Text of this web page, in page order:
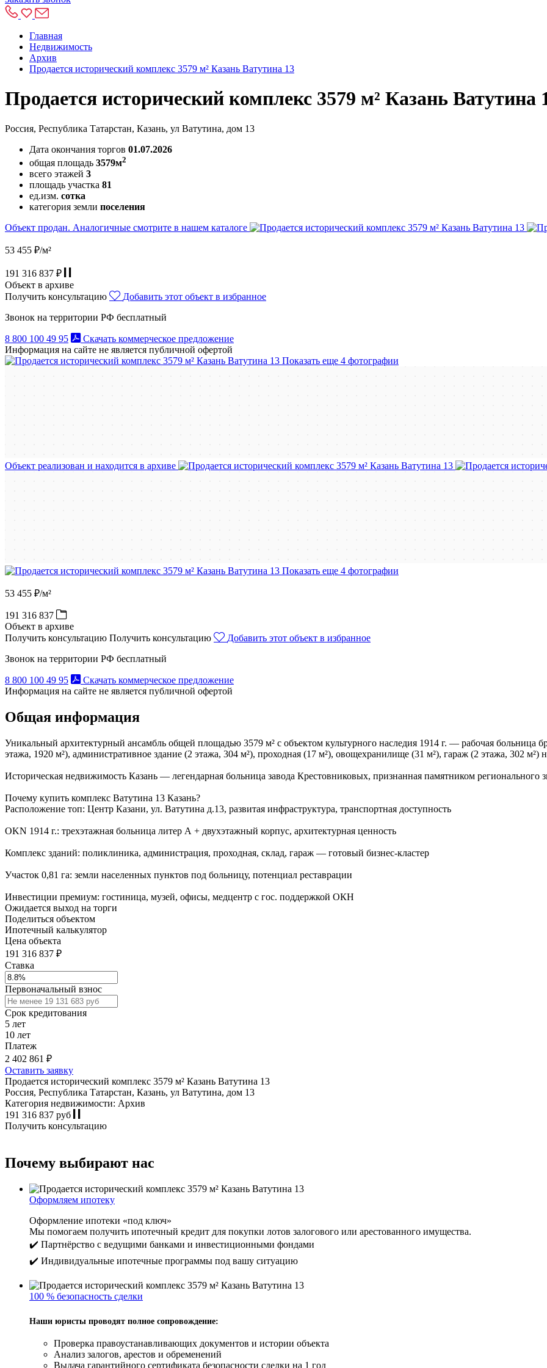
Главная
Недвижимость
Архив
Продается исторический комплекс 3579 м² Казань Ватутина 13
Продается исторический комплекс 3579 м² Казань Ватутина
Россия, Республика Татарстан, Казань, ул Ватутина, дом 13
Дата окончания торгов 01.07.2026
общая площадь 3579м2
всего этажей 3
площадь участка 81
ед.изм. сотка
категория земли поселения
Объект продан. Аналогичные смотрите в нашем каталоге
53 455 ₽/м²
191 316 837 ₽
Объект в архиве
Получить консультацию
Добавить этот объект в избранное
Звонок на территории РФ бесплатный
8 800 100 49 95
Скачать коммерческое предложение
Информация на сайте не является публичной офертой
Показать еще 4 фотографии
Объект реализован и находится в архиве
Показать еще 4 фотографии
53 455 ₽/м²
191 316 837
Объект в архиве
Получить консультацию Получить консультацию
Добавить этот объект в избранное
Звонок на территории РФ бесплатный
8 800 100 49 95
Скачать коммерческое предложение
Информация на сайте не является публичной офертой
Общая информация
Уникальный архитектурный ансамбль общей площадью 3579 м² с объектом культурного наследия 1914 г. — рабочая больница
этажа, 1920 м²), административное здание (2 этажа, 304 м²), проходная (17 м²), овощехранилище (31 м²), гараж (2 этажа, 302 м²)
Историческая недвижимость Казань — легендарная больница завода Крестовниковых, признанная памятником регионального
Почему купить комплекс Ватутина 13 Казань?
Расположение топ: Центр Казани, ул. Ватутина д.13, развитая инфраструктура, транспортная доступность
OKN 1914 г.: трехэтажная больница литер А + двухэтажный корпус, архитектурная ценность
Комплекс зданий: поликлиника, администрация, проходная, склад, гараж — готовый бизнес-кластер
Участок 0,81 га: земли населенных пунктов под больницу, потенциал реставрации
Инвестиции премиум: гостиница, музей, офисы, медцентр с гос. поддержкой ОКН
Ожидается выход на торги
Поделиться объектом
Ипотечный калькулятор
Цена объекта
191 316 837 ₽
Ставка
Первоначальный взнос
Срок кредитования
5 лет
10 лет
Платеж
2 402 861 ₽
Оставить заявку
Продается исторический комплекс 3579 м² Казань Ватутина 13
Россия, Республика Татарстан, Казань, ул Ватутина, дом 13
Категория недвижимости: Архив
191 316 837 руб
Получить консультацию
Почему выбирают нас
Оформляем ипотеку
Оформление ипотеки «под ключ»
Мы помогаем получить ипотечный кредит для покупки лотов залогового или арестованного имущества.
✔️ Партнёрство с ведущими банками и инвестиционными фондами
✔️ Индивидуальные ипотечные программы под вашу ситуацию
100 % безопасность сделки
Наши юристы проводят полное сопровождение:
Проверка правоустанавливающих документов и истории объекта
Анализ залогов, арестов и обременений
Выдача гарантийного сертификата безопасности сделки на 1 год